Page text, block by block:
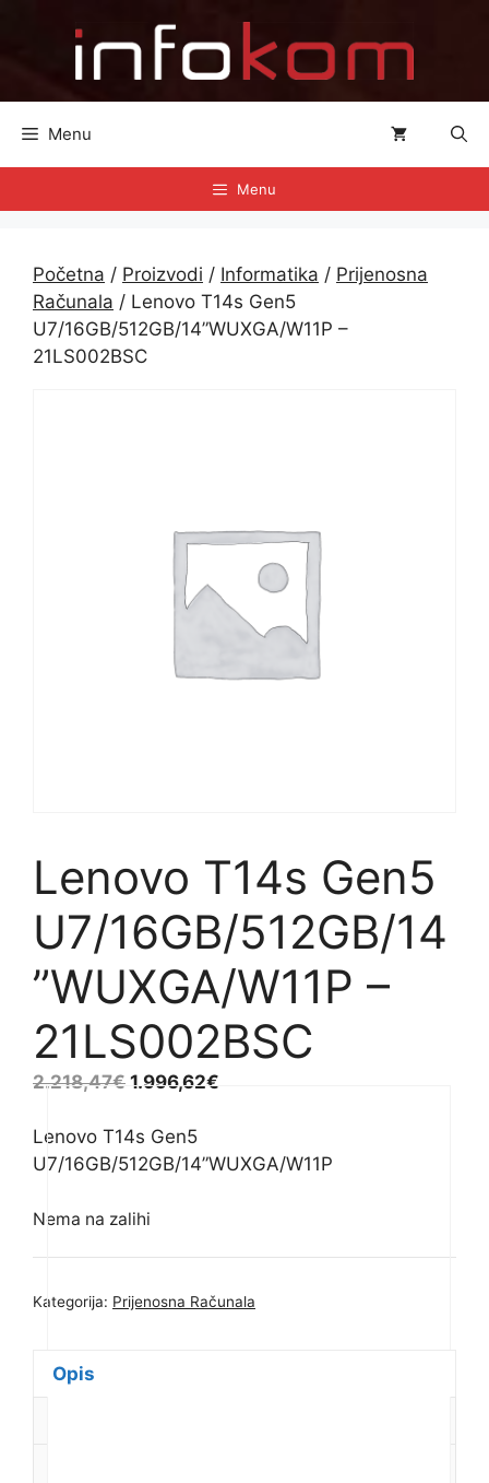
Menu
Menu
Početna / Proizvodi / Informatika / Prijenosna
Računala / Lenovo T14s Gen5
U7/16GB/512GB/14”WUXGA/W11P –
21LS002BSC
Lenovo T14s Gen5
U7/16GB/512GB/14
”WUXGA/W11P –
21LS002BSC
2.218,47€ 1.996,62€
Lenovo T14s Gen5
U7/16GB/512GB/14”WUXGA/W11P
Nema na zalihi
Kategorija: Prijenosna Računala
Opis